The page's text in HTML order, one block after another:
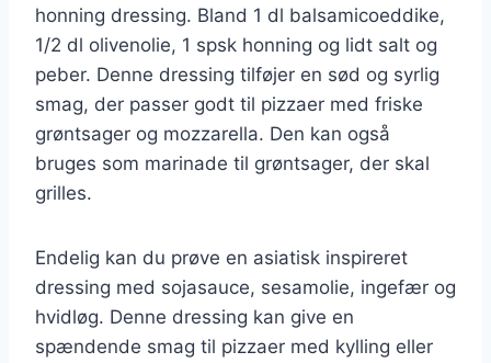
honning dressing. Bland 1 dl balsamicoeddike,
1/2 dl olivenolie, 1 spsk honning og lidt salt og
peber. Denne dressing tilføjer en sød og syrlig
smag, der passer godt til pizzaer med friske
grøntsager og mozzarella. Den kan også
bruges som marinade til grøntsager, der skal
grilles.
Endelig kan du prøve en asiatisk inspireret
dressing med sojasauce, sesamolie, ingefær og
hvidløg. Denne dressing kan give en
spændende smag til pizzaer med kylling eller